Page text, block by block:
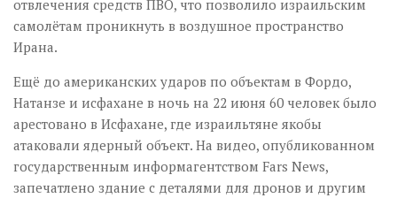
отвлечения средств ПВО, что позволило израильским
самолётам проникнуть в воздушное пространство
Ирана.
Ещё до американских ударов по объектам в Фордо,
Натанзе и исфахане в ночь на 22 июня 60 человек было
арестовано в Исфахане, где израильтяне якобы
атаковали ядерный объект. На видео, опубликованном
государственным информагентством Fars News,
запечатлено здание с деталями для дронов и другим